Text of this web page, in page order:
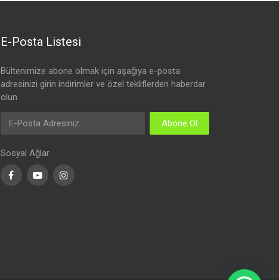
E-Posta Listesi
Bültenimize abone olmak için aşağıya e-posta
adresinizi girin indirimler ve özel tekliflerden haberdar
olun.
Abone Ol
Sosyal Ağlar
FacebookYoutubeInstagram